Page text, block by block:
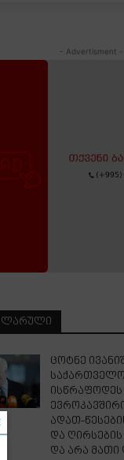
- Advertisment -
ცოტნე
ისწრაფოდეს
ადათ-
და
და არა მათი